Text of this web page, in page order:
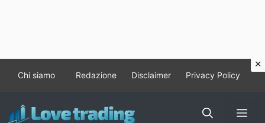
contenuto
Chi siamo Redazione Disclaimer Privacy Policy